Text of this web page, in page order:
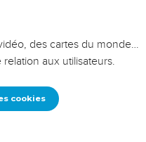
des cartes du monde…
aux utilisateurs.
cookies